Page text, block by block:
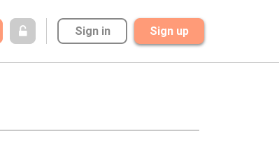
Sign in Sign up